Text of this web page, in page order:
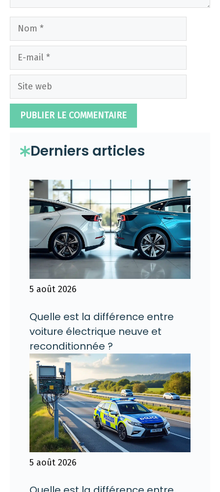
Nom
Site
Derniers articles
5 août 2026
Quelle est la différence entre
voiture électrique neuve et
reconditionnée ?
5 août 2026